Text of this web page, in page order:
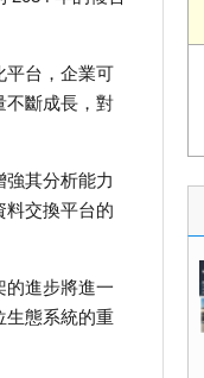
平台，企業可
不斷成長，對
其分析能力
料交換平台的
的進步將進一
生態系統的重